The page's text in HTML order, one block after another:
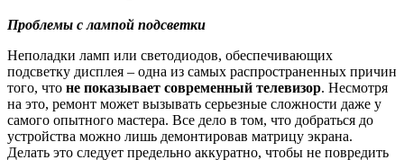
Проблемы с лампой подсветки
Неполадки ламп или светодиодов, обеспечивающих
подсветку дисплея – одна из самых распространенных причин
того, что не показывает современный телевизор. Несмотря
на это, ремонт может вызывать серьезные сложности даже у
самого опытного мастера. Все дело в том, что добраться до
устройства можно лишь демонтировав матрицу экрана.
Делать это следует предельно аккуратно, чтобы не повредить